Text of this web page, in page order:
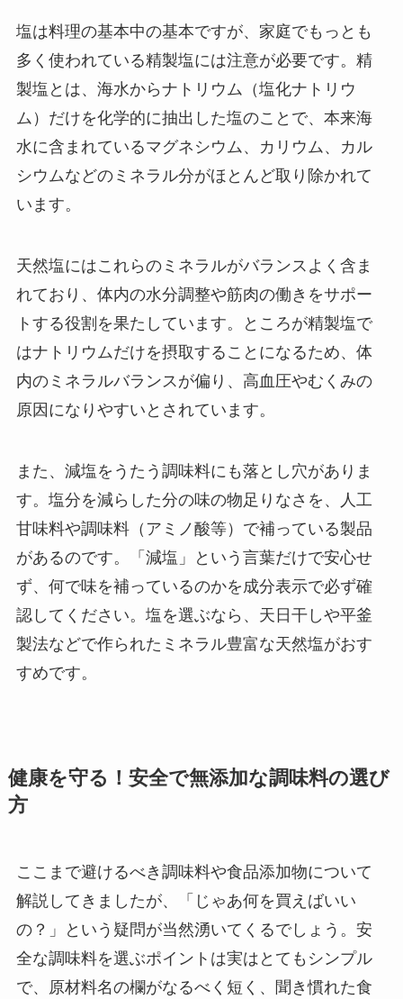
塩は料理の基本中の基本ですが、家庭でもっとも
多く使われている精製塩には注意が必要です。精
製塩とは、海水からナトリウム（塩化ナトリウ
ム）だけを化学的に抽出した塩のことで、本来海
水に含まれているマグネシウム、カリウム、カル
シウムなどのミネラル分がほとんど取り除かれて
います。
天然塩にはこれらのミネラルがバランスよく含ま
れており、体内の水分調整や筋肉の働きをサポー
トする役割を果たしています。ところが精製塩で
はナトリウムだけを摂取することになるため、体
内のミネラルバランスが偏り、高血圧やむくみの
原因になりやすいとされています。
また、減塩をうたう調味料にも落とし穴がありま
す。塩分を減らした分の味の物足りなさを、人工
甘味料や調味料（アミノ酸等）で補っている製品
があるのです。「減塩」という言葉だけで安心せ
ず、何で味を補っているのかを成分表示で必ず確
認してください。塩を選ぶなら、天日干しや平釜
製法などで作られたミネラル豊富な天然塩がおす
すめです。
健康を守る！安全で無添加な調味料の選び
方
ここまで避けるべき調味料や食品添加物について
解説してきましたが、「じゃあ何を買えばいい
の？」という疑問が当然湧いてくるでしょう。安
全な調味料を選ぶポイントは実はとてもシンプル
で、原材料名の欄がなるべく短く、聞き慣れた食